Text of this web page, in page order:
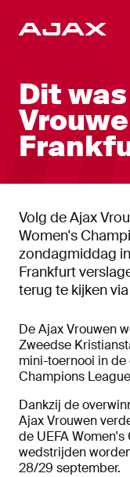
Dit
Volg de Ajax
Women's
zondagmiddag
Frankfurt
terug te kijken
De Ajax Vrouwen
Zweedse
mini-toernooi in de
Champions
Dankzij de
Ajax Vrouwen
de UEFA
wedstrijden
28/29 september.